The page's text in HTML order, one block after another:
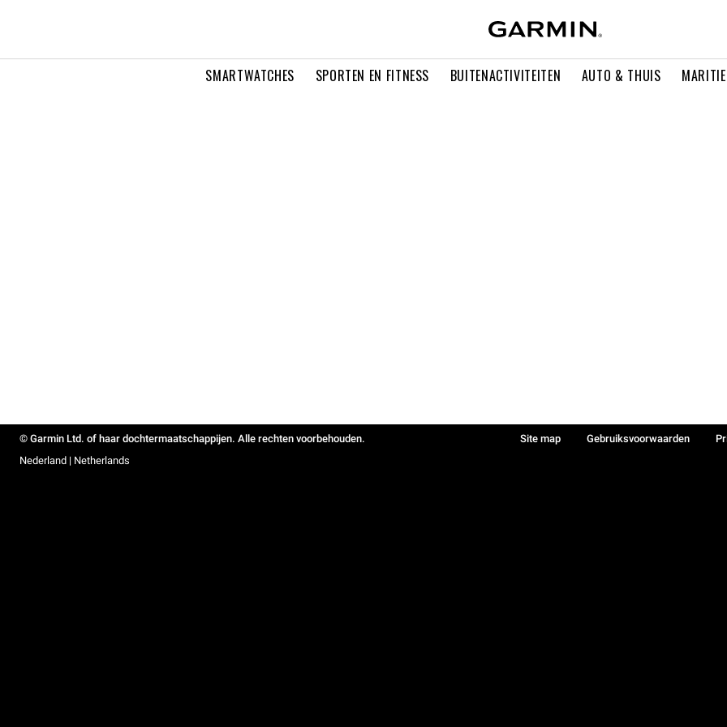
SMARTWATCHES SPORTEN EN FITNESS BUITENACTIVITEITEN AUTO & THUIS
© Garmin Ltd. of haar dochtermaatschappijen. Alle rechten voorbehouden. Site map Gebruiksvoorwaarden
Nederland | Netherlands